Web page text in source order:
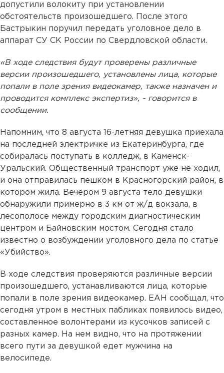
допустили волокиту при установлении
обстоятельств произошедшего. После этого
Бастрыкин поручил передать уголовное дело в
аппарат СУ СК России по Свердловской области.
«В ходе следствия будут проверены различные
версии произошедшего, установлены лица, которые
попали в поле зрения видеокамер, также назначен и
проводится комплекс экспертиз», - говорится в
сообщении.
Напомним, что 8 августа 16-летняя девушка приехала
на последней электричке из Екатеринбурга, где
собиралась поступать в колледж, в Каменск-
Уральский. Общественный транспорт уже не ходил,
и она отправилась пешком в Красногорский район, в
котором жила. Вечером 9 августа тело девушки
обнаружили примерно в 3 км от ж/д вокзала, в
лесополосе между городским диагностическим
центром и Байновским мостом. Сегодня стало
известно о возбуждении уголовного дела по статье
«Убийство».
В ходе следствия проверяются различные версии
произошедшего, устанавливаются лица, которые
попали в поле зрения видеокамер. ЕАН сообщал, что
сегодня утром в местных пабликах появилось видео,
составленное волонтерами из кусочков записей с
разных камер. На нем видно, что на протяжении
всего пути за девушкой едет мужчина на
велосипеде.